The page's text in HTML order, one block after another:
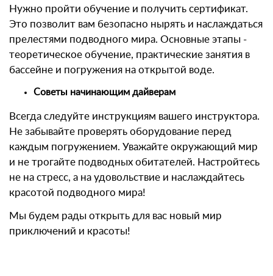
Нужно пройти обучение и получить сертификат.
Это позволит вам безопасно нырять и наслаждаться
прелестями подводного мира. Основные этапы -
теоретическое обучение, практические занятия в
бассейне и погружения на открытой воде.
Советы начинающим дайверам
Всегда следуйте инструкциям вашего инструктора.
Не забывайте проверять оборудование перед
каждым погружением. Уважайте окружающий мир
и не трогайте подводных обитателей. Настройтесь
не на стресс, а на удовольствие и наслаждайтесь
красотой подводного мира!
Мы будем рады открыть для вас новый мир
приключений и красоты!